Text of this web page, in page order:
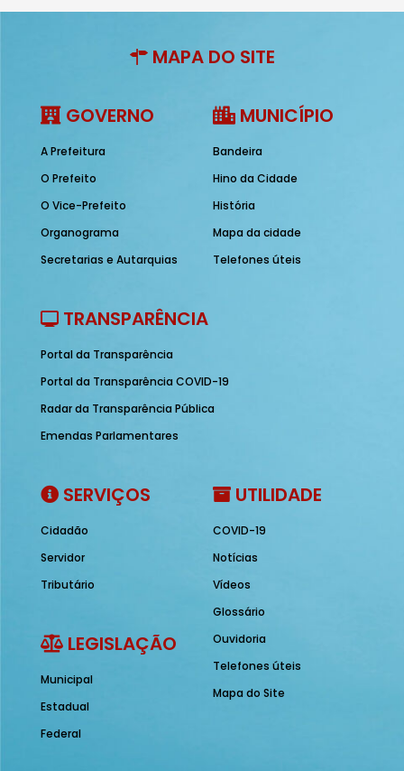
MAPA DO SITE
GOVERNO
A Prefeitura
O Prefeito
O Vice-Prefeito
Organograma
Secretarias e Autarquias
MUNICÍPIO
Bandeira
Hino da Cidade
História
Mapa da cidade
Telefones úteis
TRANSPARÊNCIA
Portal da Transparência
Portal da Transparência COVID-19
Radar da Transparência Pública
Emendas Parlamentares
SERVIÇOS
Cidadão
Servidor
Tributário
LEGISLAÇÃO
Municipal
Estadual
Federal
UTILIDADE
COVID-19
Notícias
Vídeos
Glossário
Ouvidoria
Telefones úteis
Mapa do Site